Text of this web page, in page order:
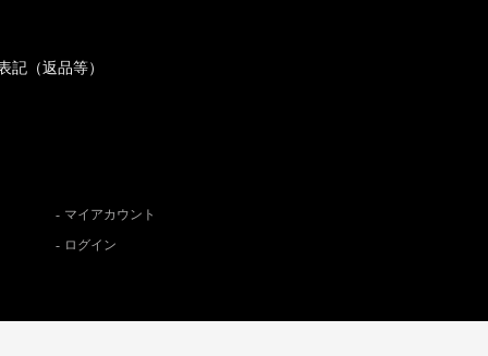
記（返品等）
マイアカウント
ログイン